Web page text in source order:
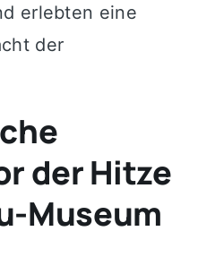
erlebten eine
der
der Hitze
Museum